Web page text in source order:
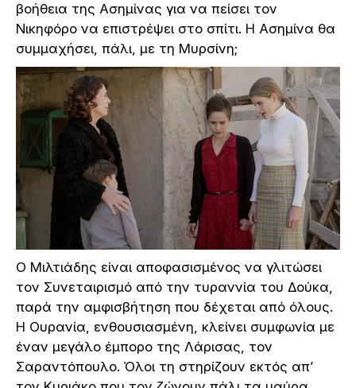
βοήθεια της Ασημίνας για να πείσει τον
Νικηφόρο να επιστρέψει στο σπίτι. Η Ασημίνα θα
συμμαχήσει, πάλι, με τη Μυρσίνη;
Ο Μιλτιάδης είναι αποφασισμένος να γλιτώσει
τον Συνεταιρισμό από την τυραννία του Δούκα,
παρά την αμφισβήτηση που δέχεται από όλους.
Η Ουρανία, ενθουσιασμένη, κλείνει συμφωνία με
έναν μεγάλο έμπορο της Λάρισας, τον
Σαραντόπουλο. Όλοι τη στηρίζουν εκτός απ’